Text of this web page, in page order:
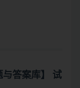
答案库】 试